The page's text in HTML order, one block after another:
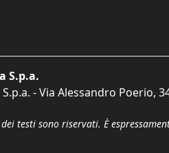
S.p.a.
- Via Alessandro Poerio,
testi sono riservati. È